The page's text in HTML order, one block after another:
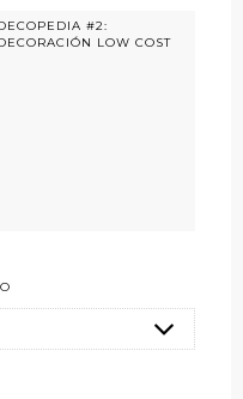
#2:
LOW COST